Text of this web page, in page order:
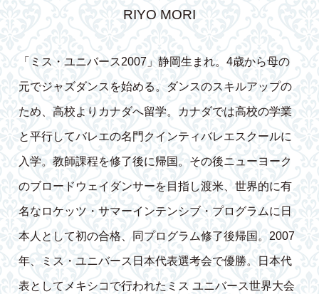
RIYO MORI
「ミス・ユニバース2007」静岡生まれ。4歳から母の
元でジャズダンスを始める。ダンスのスキルアップの
ため、高校よりカナダへ留学。カナダでは高校の学業
と平行してバレエの名門クインティバレエスクールに
入学。教師課程を修了後に帰国。その後ニューヨーク
のブロードウェイダンサーを目指し渡米、世界的に有
名なロケッツ・サマーインテンシブ・プログラムに日
本人として初の合格、同プログラム修了後帰国。2007
年、ミス・ユニバース日本代表選考会で優勝。日本代
表としてメキシコで行われたミス ユニバース世界大会